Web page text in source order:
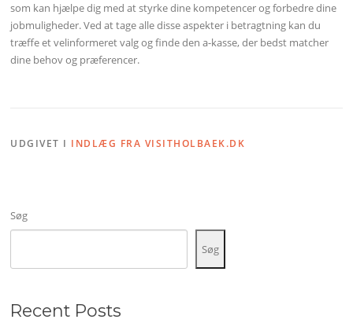
som kan hjælpe dig med at styrke dine kompetencer og forbedre dine
jobmuligheder. Ved at tage alle disse aspekter i betragtning kan du
træffe et velinformeret valg og finde den a-kasse, der bedst matcher
dine behov og præferencer.
UDGIVET I INDLÆG FRA VISITHOLBAEK.DK
Søg
Søg
Recent Posts